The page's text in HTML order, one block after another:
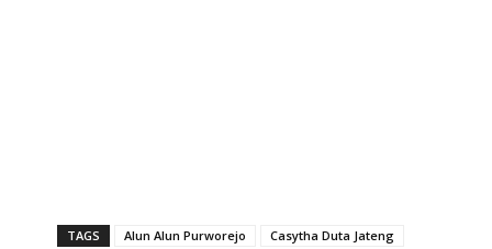
TAGS Alun Alun Purworejo
Casytha Duta Jateng